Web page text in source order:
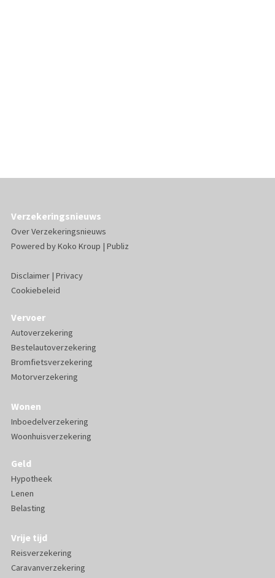
Verzekeringsnieuws
Over Verzekeringsnieuws
Powered byKoko Kroup | Publiz
Disclaimer| Privacy
Cookiebeleid
Vervoer
Autoverzekering
Bestelautoverzekering
Bromfietsverzekering
Motorverzekering
Wonen
Inboedelverzekering
Woonhuisverzekering
Geld
Hypotheek
Lenen
Belasting
Vrije tijd
Reisverzekering
Caravanverzekering